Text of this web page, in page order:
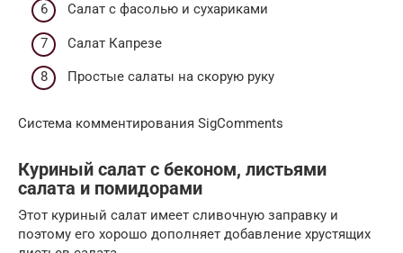
Салат с фасолью и сухариками
Салат Капрезе
Простые салаты на скорую руку
Система комментирования SigComments
Куриный салат с беконом, листьями
салата и помидорами
Этот куриный салат имеет сливочную заправку и
поэтому его хорошо дополняет добавление хрустящих